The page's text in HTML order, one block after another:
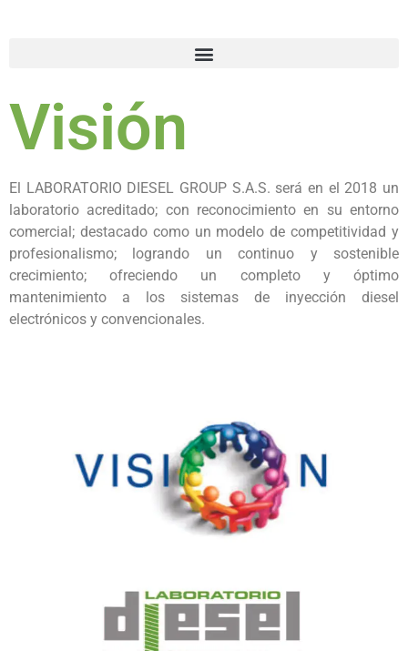
Visión
El LABORATORIO DIESEL GROUP S.A.S. será en el 2018 un
laboratorio acreditado; con reconocimiento en su entorno
comercial; destacado como un modelo de competitividad y
profesionalismo; logrando un continuo y sostenible
crecimiento; ofreciendo un completo y óptimo
mantenimiento a los sistemas de inyección diesel
electrónicos y convencionales.